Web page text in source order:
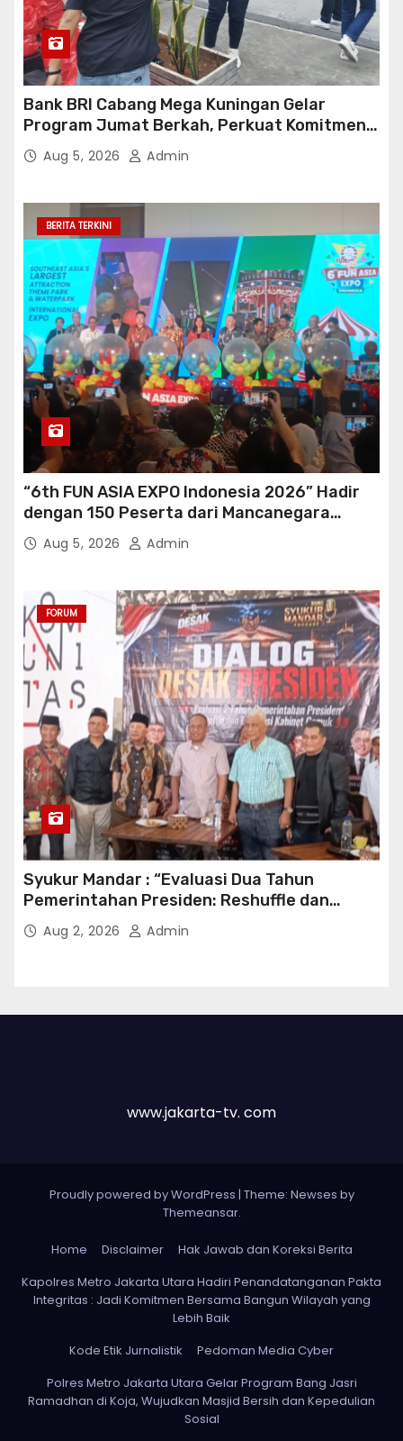
Bank BRI Cabang Mega Kuningan Gelar
Program Jumat Berkah, Perkuat Komitmen
untuk Saling Berbagai Kepada Masyarakat
Sekitar Kawasan Mega Kuningan
Aug 5, 2026 Admin
BERITA TERKINI
“6th FUN ASIA EXPO Indonesia 2026” Hadir
dengan 150 Peserta dari Mancanegara
perkuat Industri Taman Rekreasi Ekosistem
Pariwisata di Tanah Air
Aug 5, 2026 Admin
FORUM
Syukur Mandar : “Evaluasi Dua Tahun
Pemerintahan Presiden: Reshuffle dan
Efisiensi Kabinet Gemuk”
Aug 2, 2026 Admin
www.jakarta-tv. com
Proudly powered by WordPress | Theme: Newses by
Themeansar.
Home Disclaimer
Hak Jawab dan Koreksi Berita
Kapolres Metro Jakarta Utara Hadiri Penandatanganan Pakta
Integritas : Jadi Komitmen Bersama Bangun Wilayah yang
Lebih Baik
Kode Etik Jurnalistik
Pedoman Media Cyber
Polres Metro Jakarta Utara Gelar Program Bang Jasri
Ramadhan di Koja, Wujudkan Masjid Bersih dan Kepedulian
Sosial